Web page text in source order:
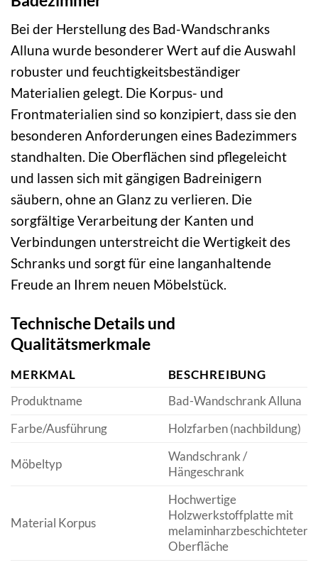
Bei der Herstellung des Bad-Wandschranks
Alluna wurde besonderer Wert auf die Auswahl
robuster und feuchtigkeitsbeständiger
Materialien gelegt. Die Korpus- und
Frontmaterialien sind so konzipiert, dass sie den
besonderen Anforderungen eines Badezimmers
standhalten. Die Oberflächen sind pflegeleicht
und lassen sich mit gängigen Badreinigern
säubern, ohne an Glanz zu verlieren. Die
sorgfältige Verarbeitung der Kanten und
Verbindungen unterstreicht die Wertigkeit des
Schranks und sorgt für eine langanhaltende
Freude an Ihrem neuen Möbelstück.
Technische Details und
Qualitätsmerkmale
MERKMAL
BESCHREIBUNG
Produktname
Bad-Wandschrank Alluna
Farbe/Ausführung
Holzfarben (nachbildung)
Möbeltyp
Wandschrank /
Hängeschrank
Material Korpus
Hochwertige
Holzwerkstoffplatte mit
melaminharzbeschichteter
Oberfläche